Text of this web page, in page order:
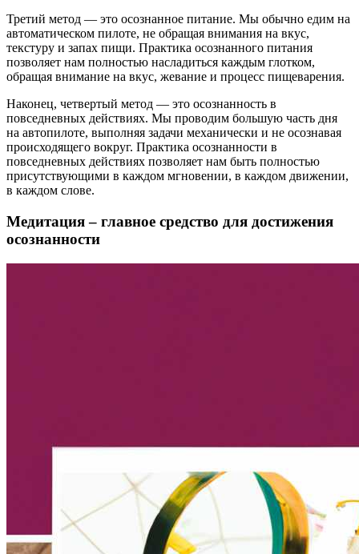
Третий метод — это осознанное питание. Мы обычно едим на
автоматическом пилоте, не обращая внимания на вкус,
текстуру и запах пищи. Практика осознанного питания
позволяет нам полностью насладиться каждым глотком,
обращая внимание на вкус, жевание и процесс пищеварения.
Наконец, четвертый метод — это осознанность в
повседневных действиях. Мы проводим большую часть дня
на автопилоте, выполняя задачи механически и не осознавая
происходящего вокруг. Практика осознанности в
повседневных действиях позволяет нам быть полностью
присутствующими в каждом мгновении, в каждом движении,
в каждом слове.
Медитация – главное средство для достижения
осознанности